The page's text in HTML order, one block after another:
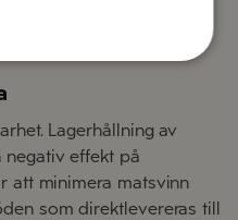
med 160
Lagerhållning av
effekt på
att minimera matsvinn
som direktlevereras till